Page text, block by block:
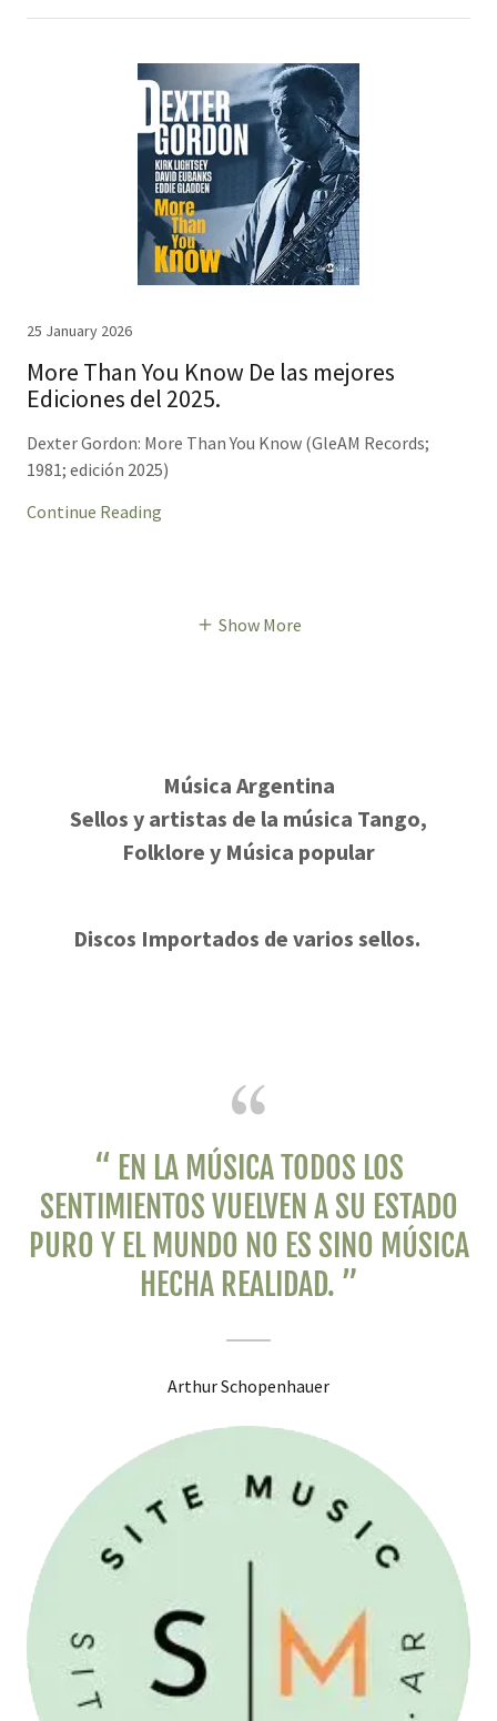
25 January 2026
More Than You Know De las mejores
Ediciones del 2025.
Dexter Gordon: More Than You Know (GleAM Records;
1981; edición 2025)
Continue Reading
Show More
Música Argentina
Sellos y artistas de la música Tango,
Folklore y Música popular
Discos Importados de varios sellos.
“ EN LA MÚSICA TODOS LOS
SENTIMIENTOS VUELVEN A SU ESTADO
PURO Y EL MUNDO NO ES SINO MÚSICA
HECHA REALIDAD. ”
Arthur Schopenhauer